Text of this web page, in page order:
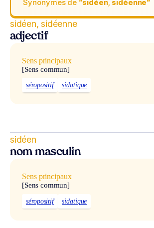
Synonymes de “sidéen, sidéenne“
sidéen, sidéenne
adjectif
Sens principaux
[Sens commun]
séropositif sidatique
sidéen
nom masculin
Sens principaux
[Sens commun]
séropositif sidatique